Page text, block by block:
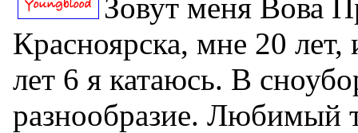
Зовут меня Вова
Красноярска, мне 20 лет,
лет 6 я катаюсь. В
разнообразие. Любимый